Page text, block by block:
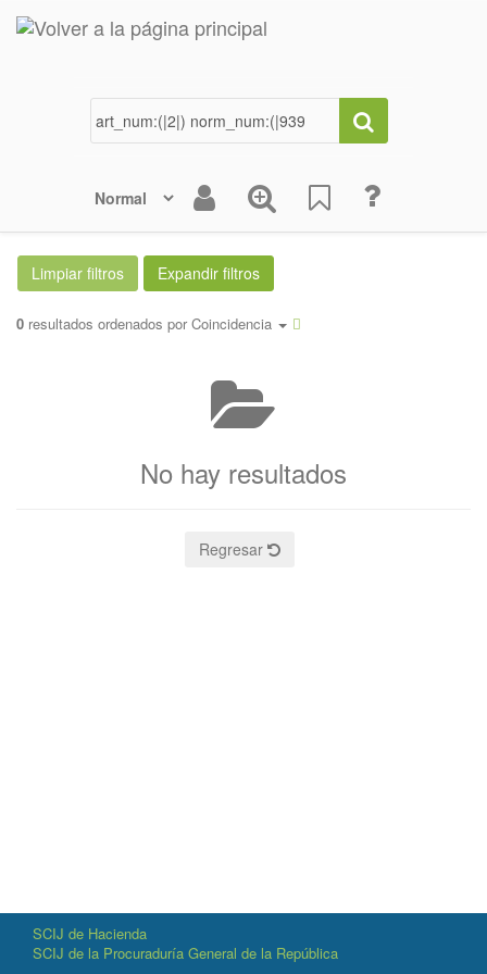
0 resultados ordenados por Coincidencia
No hay resultados
Regresar
SCIJ de Hacienda
SCIJ de la Procuraduría General de la República